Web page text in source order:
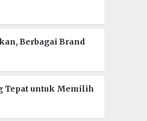
Berbagai Brand
Tepat untuk Memilih